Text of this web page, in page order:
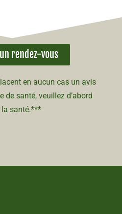
rendez-vous
en aucun cas un avis
de santé, veuillez d’abord
la santé.***